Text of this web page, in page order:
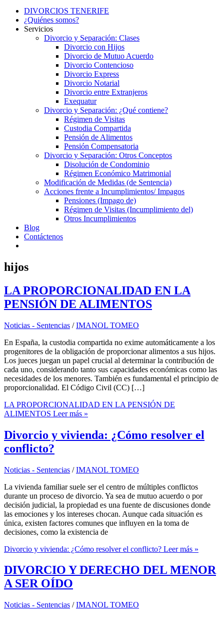
DIVORCIOS TENERIFE
¿Quiénes somos?
Servicios
Divorcio y Separación: Clases
Divorcio con Hijos
Divorcio de Mutuo Acuerdo
Divorcio Contencioso
Divorcio Express
Divorcio Notarial
Divorcio entre Extranjeros
Exequatur
Divorcio y Separación: ¿Qué contiene?
Régimen de Visitas
Custodia Compartida
Pensión de Alimentos
Pensión Compensatoria
Divorcio y Separación: Otros Conceptos
Disolución de Condominio
Régimen Económico Matrimonial
Modificación de Medidas (de Sentencia)
Acciones frente a Incumplimientos/ Impagos
Pensiones (Impago de)
Régimen de Visitas (Incumplimiento del)
Otros Incumplimientos
Blog
Contáctenos
hijos
LA PROPORCIONALIDAD EN LA
PENSIÓN DE ALIMENTOS
Noticias - Sentencias /IMANOL TOMEO
En España, la custodia compartida no exime automáticamente a los
progenitores de la obligación de proporcionar alimentos a sus hijos.
Los jueces juegan un papel crucial al determinar la contribución de
cada uno, considerando tanto sus capacidades económicas como las
necesidades de los menores. También es fundamental el principio de
proporcionalidad. El Código Civil (CC) […]
LA PROPORCIONALIDAD EN LA PENSIÓN DE
ALIMENTOS Leer más »
Divorcio y vivienda: ¿Cómo resolver el
conflicto?
Noticias - Sentencias /IMANOL TOMEO
La vivienda familiar suele ser el centro de múltiples conflictos
durante un proceso de divorcio. Ya sea de mutuo acuerdo o por
decisión judicial, la propiedad es una fuente de discusiones donde
las emociones y los intereses chocan. Aunque cada situación es
única, existen factores comunes que influyen en la toma de
decisiones, como la existencia de
Divorcio y vivienda: ¿Cómo resolver el conflicto? Leer más »
DIVORCIO Y DERECHO DEL MENOR
A SER OÍDO
Noticias - Sentencias /IMANOL TOMEO